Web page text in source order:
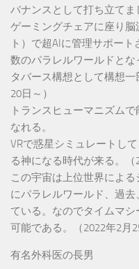
バナンスとして打ち立て
ゲーミングチェアに座り
ト）で超AIに管理サポー
数のパラレルワールドとな
タバース構想として構想
20日～）
トランスヒューマニズム
なれる。
VRで惑星シミュレートし
る神になる時代が来る。（
この宇宙は上位世界によ
にパラレルワールド、過
ている。なのでタイムマ
可能である。（2022年2月
有名外科医の長男